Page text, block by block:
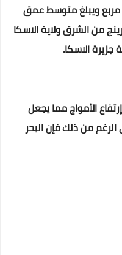
كيلو متر مربع ويبلغ متوسط عمق
بحر البرينج من الشرق ولاية الاسكا
الاسكا.
الأمواج مما يجعل
من ذلك فإن البحر